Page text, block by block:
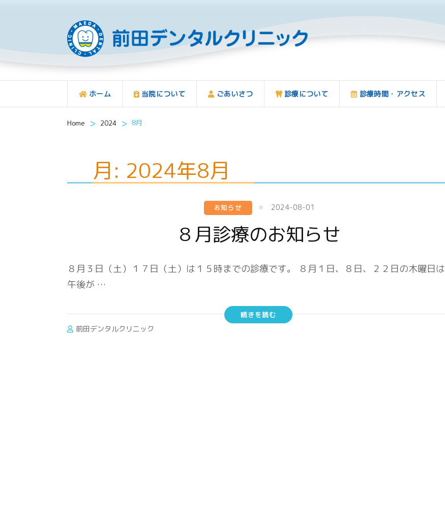
ホーム 当院について ごあいさつ 診療について 診療時間・アクセス
Home > 2024 > 8月
月: 2024年8月
お知らせ 2024-08-01
８月診療のお知らせ
８月３日（土）１７日（土）は１５時までの診療です。 ８月１日、８日、２２日の木曜日は
午後が …
続きを読む
前田デンタルクリニック